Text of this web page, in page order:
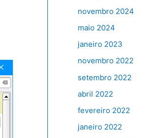
novembro 2024
maio 2024
janeiro 2023
novembro 2022
setembro 2022
abril 2022
fevereiro 2022
janeiro 2022